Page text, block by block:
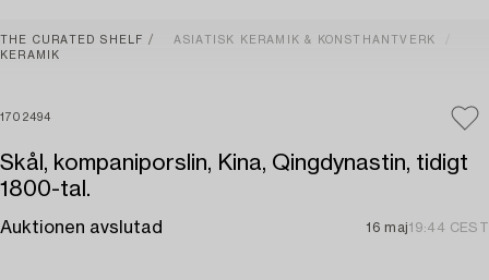
THE CURATED SHELF
ASIATISK KERAMIK & KONSTHANTVERK
KERAMIK
1702494
Skål, kompaniporslin, Kina, Qingdynastin, tidigt
1800-tal.
Auktionen avslutad 16 maj19:44 CEST